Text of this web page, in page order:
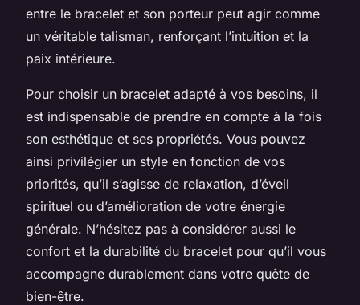
entre le bracelet et son porteur peut agir comme
un véritable talisman, renforçant l’intuition et la
paix intérieure.
Pour choisir un bracelet adapté à vos besoins, il
est indispensable de prendre en compte à la fois
son esthétique et ses propriétés. Vous pouvez
ainsi privilégier un style en fonction de vos
priorités, qu’il s’agisse de relaxation, d’éveil
spirituel ou d’amélioration de votre énergie
générale. N’hésitez pas à considérer aussi le
confort et la durabilité du bracelet pour qu’il vous
accompagne durablement dans votre quête de
bien-être.